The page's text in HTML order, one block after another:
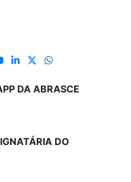
DA ABRASCE
DO